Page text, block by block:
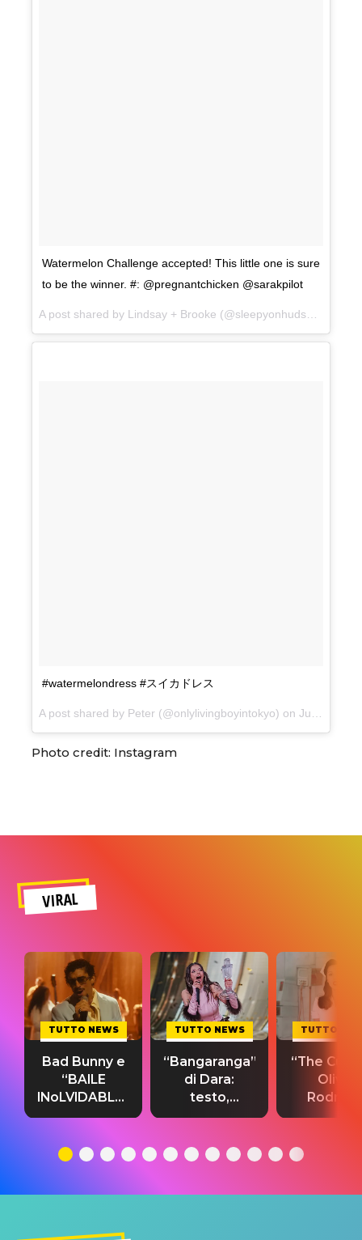
Watermelon Challenge accepted! This little one is sure
to be the winner. #: @pregnantchicken @sarakpilot
A post shared by Lindsay + Brooke (@sleepyonhudson) on
#watermelondress #スイカドレス
A post shared by Peter (@onlylivingboyintokyo) on Jul 10, 2017 at 5:38am PDT
Photo credit: Instagram
VIRAL
TUTTO NEWS
Bad Bunny e
“BAILE
INoLVIDABLE”:
testo,
significato
TUTTO NEWS
“Bangaranga”
di Dara:
testo,
traduzione e
del singolo
TUTTO
“The
Olivia
testo,